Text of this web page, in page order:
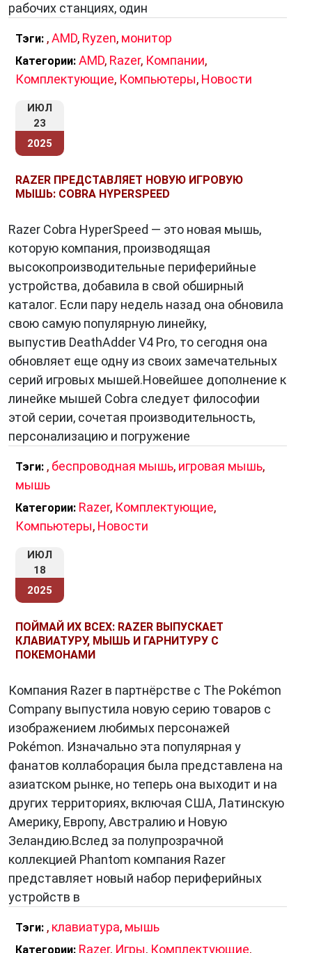
рабочих станциях, один
Тэги: ,AMD, Ryzen, монитор
Категории: AMD, Razer, Компании,
Комплектующие, Компьютеры, Новости
ИЮЛ
23
2025
RAZER ПРЕДСТАВЛЯЕТ НОВУЮ ИГРОВУЮ
МЫШЬ: COBRA HYPERSPEED
Razer Cobra HyperSpeed — это новая мышь,
которую компания, производящая
высокопроизводительные периферийные
устройства, добавила в свой обширный
каталог. Если пару недель назад она обновила
свою самую популярную линейку,
выпустив DeathAdder V4 Pro, то сегодня она
обновляет еще одну из своих замечательных
серий игровых мышей.Новейшее дополнение к
линейке мышей Cobra следует философии
этой серии, сочетая производительность,
персонализацию и погружение
Тэги: , беспроводная мышь, игровая мышь,
мышь
Категории: Razer, Комплектующие,
Компьютеры, Новости
ИЮЛ
18
2025
ПОЙМАЙ ИХ ВСЕХ: RAZER ВЫПУСКАЕТ
КЛАВИАТУРУ, МЫШЬ И ГАРНИТУРУ С
ПОКЕМОНАМИ
Компания Razer в партнёрстве с The Pokémon
Company выпустила новую серию товаров с
изображением любимых персонажей
Pokémon. Изначально эта популярная у
фанатов коллаборация была представлена на
азиатском рынке, но теперь она выходит и на
других территориях, включая США, Латинскую
Америку, Европу, Австралию и Новую
Зеландию.Вслед за полупрозрачной
коллекцией Phantom компания Razer
представляет новый набор периферийных
устройств в
Тэги: , клавиатура, мышь
Категории: Razer, Игры, Комплектующие,